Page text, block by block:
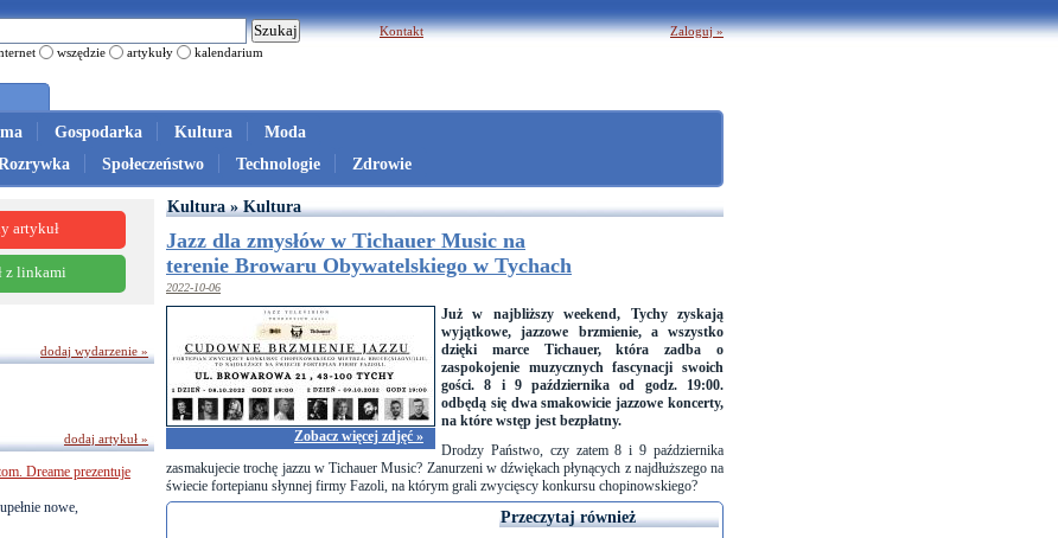
wszędzie artykuły kalendarium
Kontakt Zaloguj »
Gospodarka Kultura
Moda
Społeczeństwo Technologie Zdrowie
Kultura » Kultura
Jazz dla zmysłów w Tichauer Music na
terenie Browaru Obywatelskiego w Tychach
2022-10-06
Zobacz więcej zdjęć »
Już w najbliższy weekend, Tychy zyskają
wyjątkowe, jazzowe brzmienie, a wszystko
dzięki marce Tichauer, która zadba o
zaspokojenie muzycznych fascynacji swoich
gości. 8 i 9 października od godz. 19:00.
odbędą się dwa smakowicie jazzowe koncerty,
na które wstęp jest bezpłatny.
Drodzy Państwo, czy zatem 8 i 9 października
zasmakujecie trochę jazzu w Tichauer Music? Zanurzeni wdźwiękach płynących z najdłuższego na
świecie fortepianu słynnej firmy Fazoli, na którym grali zwycięscy konkursu chopinowskiego?
Przeczytaj również
artykuł
z linkami
dodaj wydarzenie »
Dreame prezentuje
nowe,
dodaj artykuł »